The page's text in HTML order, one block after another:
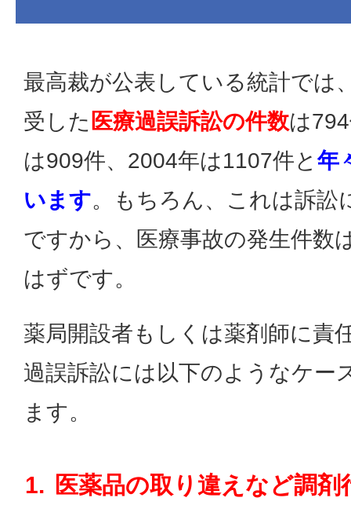
最高裁が公表している統計では
受した 医療過誤訴訟の件数は
は909件、2004年は1107件と 年
います。もちろん、これは訴訟
ですから、医療事故の発生件数
はずです。
薬局開設者もしくは薬剤師に責
過誤訴訟には以下のようなケー
ます。
医薬品の取り違えなど調剤